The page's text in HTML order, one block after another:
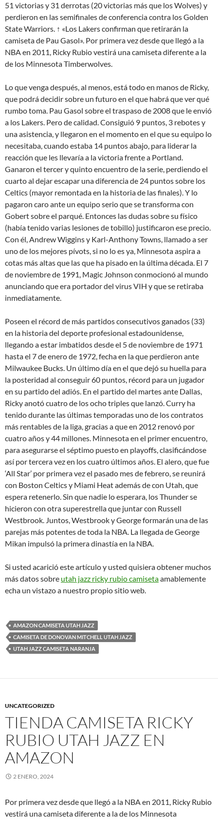
51 victorias y 31 derrotas (20 victorias más que los Wolves) y
perdieron en las semifinales de conferencia contra los Golden
State Warriors. ↑ «Los Lakers confirman que retirarán la
camiseta de Pau Gasol». Por primera vez desde que llegó a la
NBA en 2011, Ricky Rubio vestirá una camiseta diferente a la
de los Minnesota Timberwolves.
Lo que venga después, al menos, está todo en manos de Ricky,
que podrá decidir sobre un futuro en el que habrá que ver qué
rumbo toma. Pau Gasol sobre el traspaso de 2008 que le envió
a los Lakers. Pero de calidad. Consiguió 9 puntos, 3 rebotes y
una asistencia, y llegaron en el momento en el que su equipo lo
necesitaba, cuando estaba 14 puntos abajo, para liderar la
reacción que les llevaría a la victoria frente a Portland.
Ganaron el tercer y quinto encuentro de la serie, perdiendo el
cuarto al dejar escapar una diferencia de 24 puntos sobre los
Celtics (mayor remontada en la historia de las finales). Y lo
pagaron caro ante un equipo serio que se transforma con
Gobert sobre el parqué. Entonces las dudas sobre su físico
(había tenido varias lesiones de tobillo) justificaron ese precio.
Con él, Andrew Wiggins y Karl-Anthony Towns, llamado a ser
uno de los mejores pívots, si no lo es ya, Minnesota aspira a
cotas más altas que las que ha pisado en la última década. El 7
de noviembre de 1991, Magic Johnson conmocionó al mundo
anunciando que era portador del virus VIH y que se retiraba
inmediatamente.
Poseen el récord de más partidos consecutivos ganados (33)
en la historia del deporte profesional estadounidense,
llegando a estar imbatidos desde el 5 de noviembre de 1971
hasta el 7 de enero de 1972, fecha en la que perdieron ante
Milwaukee Bucks. Un último día en el que dejó su huella para
la posteridad al conseguir 60 puntos, récord para un jugador
en su partido del adiós. En el partido del martes ante Dallas,
Ricky anotó cuatro de los ocho triples que lanzó. Curry ha
tenido durante las últimas temporadas uno de los contratos
más rentables de la liga, gracias a que en 2012 renovó por
cuatro años y 44 millones. Minnesota en el primer encuentro,
para asegurarse el séptimo puesto en playoffs, clasificándose
así por tercera vez en los cuatro últimos años. El alero, que fue
‘All Star’ por primera vez el pasado mes de febrero, se reunirá
con Boston Celtics y Miami Heat además de con Utah, que
espera retenerlo. Sin que nadie lo esperara, los Thunder se
hicieron con otra superestrella que juntar con Russell
Westbrook. Juntos, Westbrook y George formarán una de las
parejas más potentes de toda la NBA. La llegada de George
Mikan impulsó la primera dinastía en la NBA.
Si usted acarició este artículo y usted quisiera obtener muchos
más datos sobre utah jazz ricky rubio camisetaamablemente
echa un vistazo a nuestro propio sitio web.
AMAZON CAMISETA UTAH JAZZ
CAMISETA DE DONOVAN MITCHELL UTAH JAZZ
UTAH JAZZ CAMISETA NARANJA
UNCATEGORIZED
TIENDA CAMISETA RICKY
RUBIO UTAH JAZZ EN
AMAZON
2 ENERO, 2024
Por primera vez desde que llegó a la NBA en 2011, Ricky Rubio
vestirá una camiseta diferente a la de los Minnesota